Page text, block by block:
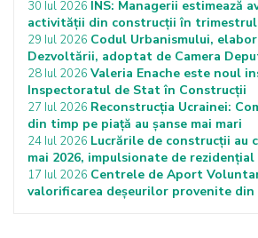
30 Iul 2026 INS: Managerii estimează
activității din construcții în trimestrul
29 Iul 2026 Codul Urbanismului,
Dezvoltării, adoptat de Camera
28 Iul 2026 Valeria Enache este noul
Inspectoratul de Stat în Construcții
27 Iul 2026 Reconstrucția Ucrainei:
din timp pe piață au șanse mai mari
24 Iul 2026 Lucrările de construcții au
mai 2026, impulsionate de rezidențial
17 Iul 2026 Centrele de Aport
valorificarea deșeurilor provenite